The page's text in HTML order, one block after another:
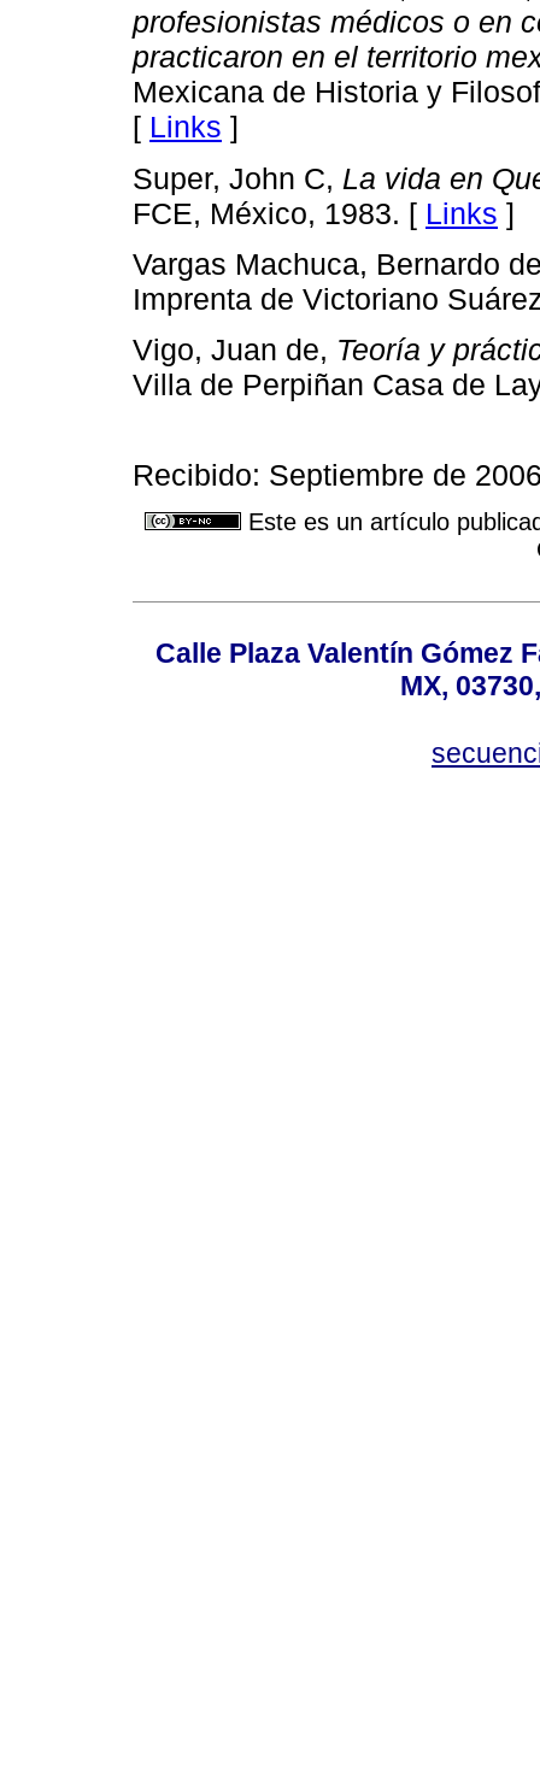
profesionistas médicos o en
practicaron en el territorio
Mexicana de Historia y
[ Links ]
Super, John C, La vida en
FCE, México, 1983. [ Links ]
Vargas Machuca, Bernardo
Imprenta de Victoriano
Vigo, Juan de, Teoría y
Villa de Perpiñan Casa de
Recibido: Septiembre de
Este es un artículo
Calle Plaza Valentín Gómez
MX,